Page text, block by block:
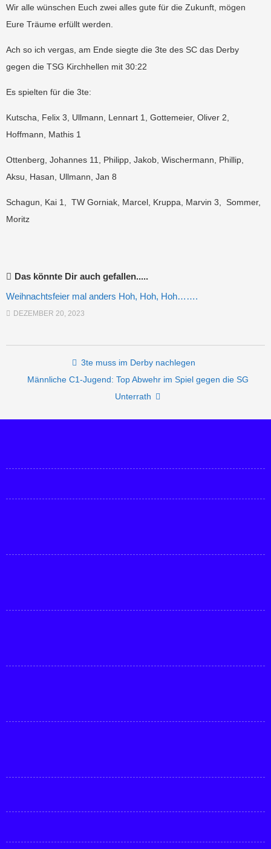
Wir alle wünschen Euch zwei alles gute für die Zukunft, mögen
Eure Träume erfüllt werden.
Ach so ich vergas, am Ende siegte die 3te des SC das Derby
gegen die TSG Kirchhellen mit 30:22
Es spielten für die 3te:
Kutscha, Felix 3, Ullmann, Lennart 1, Gottemeier, Oliver 2,
Hoffmann, Mathis 1
Ottenberg, Johannes 11, Philipp, Jakob, Wischermann, Phillip,
Aksu, Hasan, Ullmann, Jan 8
Schagun, Kai 1, TW Gorniak, Marcel, Kruppa, Marvin 3, Sommer,
Moritz
Das könnte Dir auch gefallen.....
Weihnachtsfeier mal anders Hoh, Hoh, Hoh…….
DEZEMBER 20, 2023
Post navigation
3te muss im Derby nachlegen
Männliche C1-Jugend: Top Abwehr im Spiel gegen die SG
Unterrath